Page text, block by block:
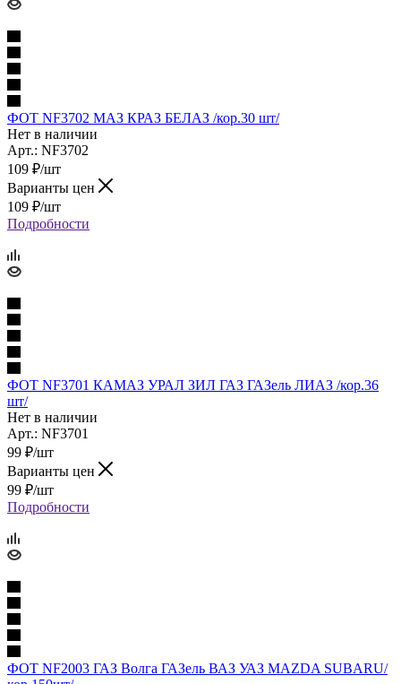
ФОТ NF3702 МАЗ КРАЗ БЕЛАЗ /кор.30 шт/
Нет в наличии
Арт.: NF3702
109 ₽/шт
Варианты цен
109 ₽/шт
Подробности
ФОТ NF3701 КАМАЗ УРАЛ ЗИЛ ГАЗ ГАЗель ЛИАЗ /кор.36
шт/
Нет в наличии
Арт.: NF3701
99 ₽/шт
Варианты цен
99 ₽/шт
Подробности
ФОТ NF2003 ГАЗ Волга ГАЗель ВАЗ УАЗ MAZDA SUBARU/